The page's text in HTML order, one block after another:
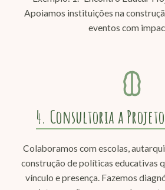
Apoiamos instituições na
eventos com
4. Consultoria a
Colaboramos com escolas,
construção de políticas educativas
vínculo e presença. Fazemos